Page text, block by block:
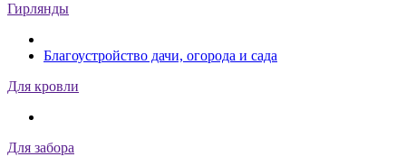
Гирлянды
Благоустройство дачи, огорода и сада
Для кровли
Для забора